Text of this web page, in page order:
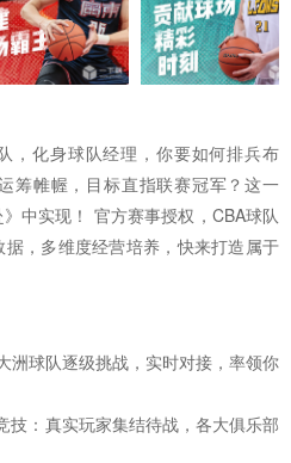
，化身球队经理，你要如何排兵布
筹帷幄，目标直指联赛冠军？这一
中实现！ 官方赛事授权，CBA球队
，多维度经营培养，快来打造属于
洲球队逐级挑战，实时对接，率领你
技：真实玩家集结待战，各大俱乐部